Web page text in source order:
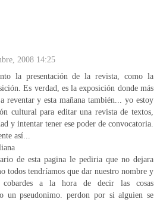
2008 14:25
la presentación de la revista, como la
Es verdad, es la exposición donde más
reventar y esta mañana también... yo estoy
cultural para editar una revista de textos,
y intentar tener ese poder de convocatoria.
así...
de esta pagina le pediria que no dejara
todos tendríamos que dar nuestro nombre y
a la hora de decir las cosas
un pseudonimo. perdon por si alguien se